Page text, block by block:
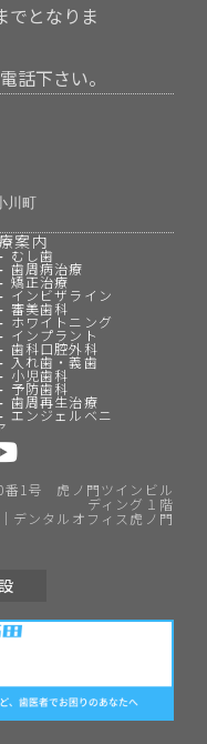
でとなりま
話下さい。
川町
案内
むし歯
歯周病治療
矯正治療
インビザライン
審美歯科
ホワイトニング
インプラント
歯科口腔外科
入れ歯・義歯
小児歯科
予防歯科
歯周再生治療
エンジェルベニ
番1号 虎ノ門ツインビル
ディング１階
デンタルオフィス虎ノ門